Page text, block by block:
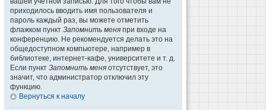
приходилось вводить имя пользователя и
пароль каждый раз, вы можете отметить
флажком пункт Запомнить меня при входе на
конференцию. Не рекомендуется делать это на
общедоступном компьютере, например в
библиотеке, интернет-кафе, университете и т. д.
Если пункт Запомнить меня отсутствует, это
значит, что администратор отключил эту
функцию.
Вернуться к началу